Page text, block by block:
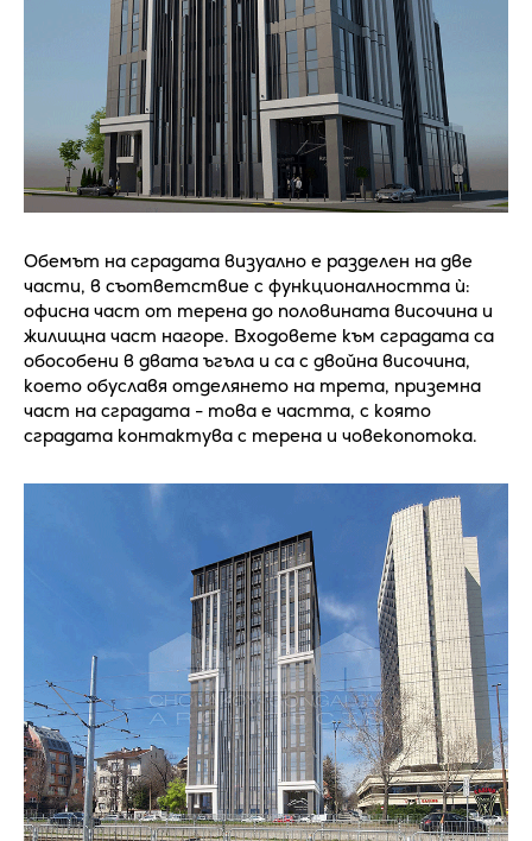
Обемът на сградата визуално е разделен на две
части, в съответствие с функционалността ѝ:
офисна част от терена до половината височина и
жилищна част нагоре. Входовете към сградата са
обособени в двата ъгъла и са с двойна височина,
което обуславя отделянето на трета, приземна
част на сградата - това е частта, с която
сградата контактува с терена и човекопотока.